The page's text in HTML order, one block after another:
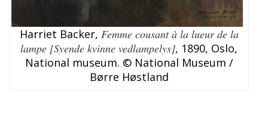
Harriet Backer, Femme cousant à la lueur de la
lampe [Syende kvinne vedlampelys], 1890, Oslo,
National museum. © National Museum /
Børre Høstland